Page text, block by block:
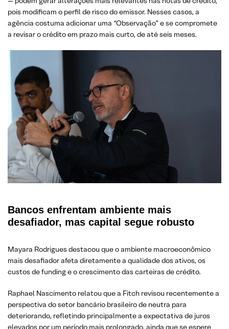
pois modificam o perfil de risco do emissor. Nesses casos, a
agência costuma adicionar uma “Observação” e se compromete
a revisar o crédito em prazo mais curto, de até seis meses.
Bancos enfrentam ambiente mais
desafiador, mas capital segue robusto
Mayara Rodrigues destacou que o ambiente macroeconômico
mais desafiador afeta diretamente a qualidade dos ativos, os
custos de funding e o crescimento das carteiras de crédito.
Raphael Nascimento relatou que a Fitch revisou recentemente a
perspectiva do setor bancário brasileiro de neutra para
deteriorando, refletindo principalmente a expectativa de juros
elevados por um período mais prolongado, ainda que se espere